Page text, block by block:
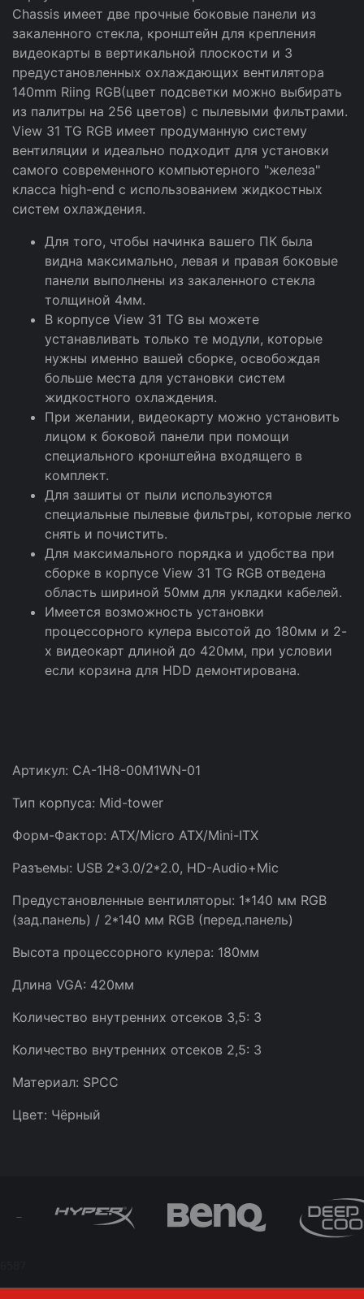
Chassis имеет две прочные боковые панели из
закаленного стекла, кронштейн для крепления
видеокарты в вертикальной плоскости и 3
предустановленных охлаждающих вентилятора
140mm Riing RGB(цвет подсветки можно выбирать
из палитры на 256 цветов) с пылевыми фильтрами.
View 31 TG RGB имеет продуманную систему
вентиляции и идеально подходит для установки
самого современного компьютерного "железа"
класса high-end с использованием жидкостных
систем охлаждения.
Для того, чтобы начинка вашего ПК была
видна максимально, левая и правая боковые
панели выполнены из закаленного стекла
толщиной 4мм.
В корпусе View 31 TG вы можете
устанавливать только те модули, которые
нужны именно вашей сборке, освобождая
больше места для установки систем
жидкостного охлаждения.
При желании, видеокарту можно установить
лицом к боковой панели при помощи
специального кронштейна входящего в
комплект.
Для зашиты от пыли используются
специальные пылевые фильтры, которые легко
снять и почистить.
Для максимального порядка и удобства при
сборке в корпусе View 31 TG RGB отведена
область шириной 50мм для укладки кабелей.
Имеется возможность установки
процессорного кулера высотой до 180мм и 2-
х видеокарт длиной до 420мм, при условии
если корзина для HDD демонтирована.
Артикул: CA-1H8-00M1WN-01
Тип корпуса: Mid-tower
Форм-Фактор: ATX/Micro ATX/Mini-ITX
Разъемы: USB 2*3.0/2*2.0, HD-Audio+Mic
Предустановленные вентиляторы: 1*140 мм RGB
(зад.панель) / 2*140 мм RGB (перед.панель)
Высота процессорного кулера: 180мм
Длина VGA: 420мм
Количество внутренних отсеков 3,5: 3
Количество внутренних отсеков 2,5: 3
Материал: SPCC
Цвет: Чёрный